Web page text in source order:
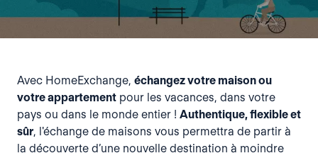
Avec HomeExchange, échangez votre maison ou
votre appartement pour les vacances, dans votre
pays ou dans le monde entier ! Authentique, flexible et
sûr, l'échange de maisons vous permettra de partir à
la découverte d’une nouvelle destination à moindre